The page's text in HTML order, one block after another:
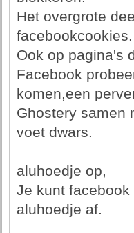
Het overgrote
facebookcookies.
Ook op pagina's
Facebook
komen,een
Ghostery samen
voet dwars.
aluhoedje op,
Je kunt
aluhoedje af.